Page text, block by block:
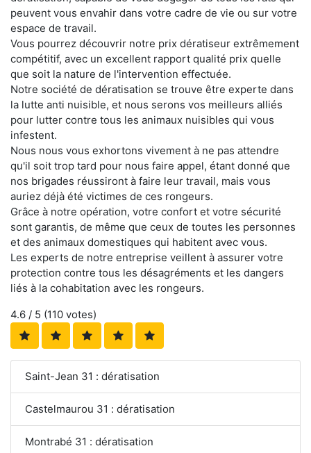
peuvent vous envahir dans votre cadre de vie ou sur votre
espace de travail.
Vous pourrez découvrir notre prix dératiseur extrêmement
compétitif, avec un excellent rapport qualité prix quelle
que soit la nature de l'intervention effectuée.
Notre société de dératisation se trouve être experte dans
la lutte anti nuisible, et nous serons vos meilleurs alliés
pour lutter contre tous les animaux nuisibles qui vous
infestent.
Nous nous vous exhortons vivement à ne pas attendre
qu'il soit trop tard pour nous faire appel, étant donné que
nos brigades réussiront à faire leur travail, mais vous
auriez déjà été victimes de ces rongeurs.
Grâce à notre opération, votre confort et votre sécurité
sont garantis, de même que ceux de toutes les personnes
et des animaux domestiques qui habitent avec vous.
Les experts de notre entreprise veillent à assurer votre
protection contre tous les désagréments et les dangers
liés à la cohabitation avec les rongeurs.
4.6 / 5 (110 votes)
Saint-Jean 31 : dératisation
Castelmaurou 31 : dératisation
Montrabé 31 : dératisation